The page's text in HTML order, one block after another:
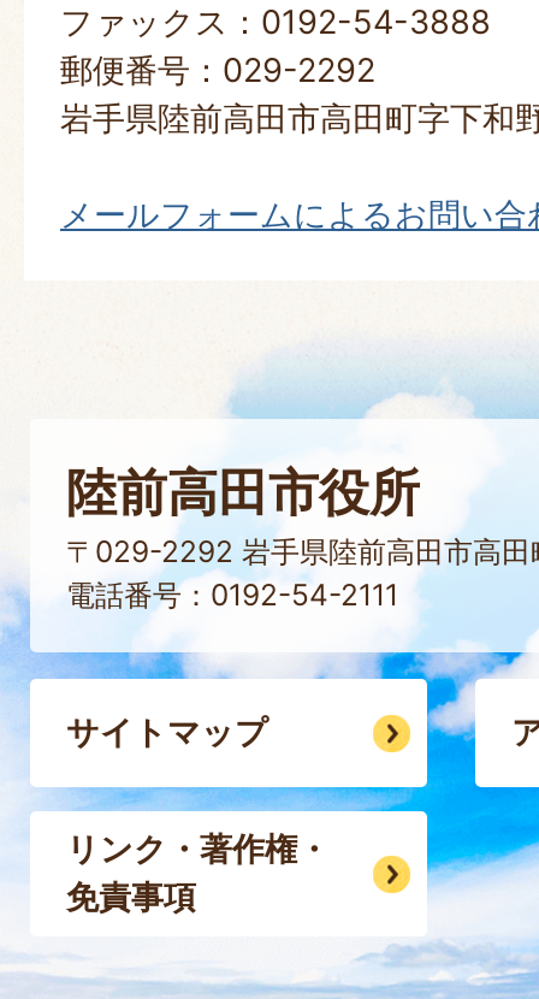
ファックス：0192-54-3888
郵便番号：029-2292
岩手県陸前高田市高田町字下和
メールフォームによるお問い合
陸前高田市役所
〒029-2292 岩手県陸前高田市高田
電話番号：0192-54-2111
サイトマップ
リンク・著作権・
免責事項